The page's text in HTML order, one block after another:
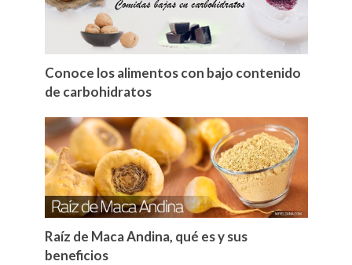
Conoce los alimentos con bajo contenido
de carbohidratos
Raíz de Maca Andina, qué es y sus
beneficios